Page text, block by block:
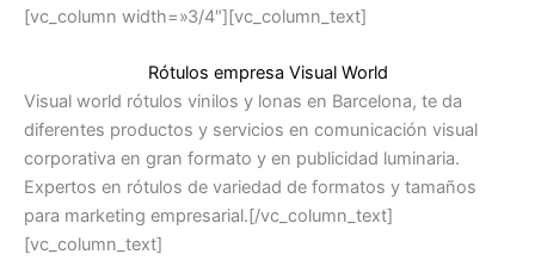
[vc_column width=»3/4″][vc_column_text]
Rótulos empresa Visual World
Visual world rótulos vinilos y lonas en Barcelona, te da
diferentes productos y servicios en comunicación visual
corporativa en gran formato y en publicidad luminaria.
Expertos en rótulos de variedad de formatos y tamaños
para marketing empresarial.[/vc_column_text]
[vc_column_text]